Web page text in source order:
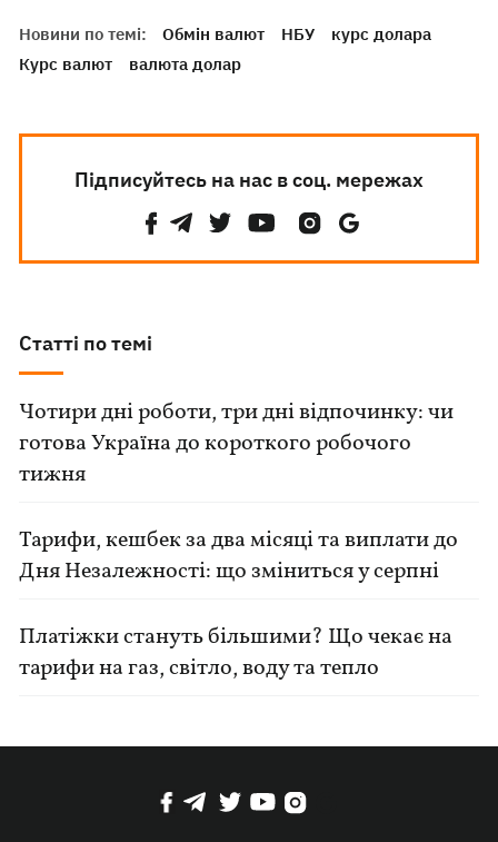
Новини по темі: Обмін валют НБУ
курс долара
Курс валют
валюта долар
Підписуйтесь на нас в соц. мережах
Статті по темі
Чотири дні роботи, три дні відпочинку: чи
готова Україна до короткого робочого
тижня
Тарифи, кешбек за два місяці та виплати до
Дня Незалежності: що зміниться у серпні
Платіжки стануть більшими? Що чекає на
тарифи на газ, світло, воду та тепло